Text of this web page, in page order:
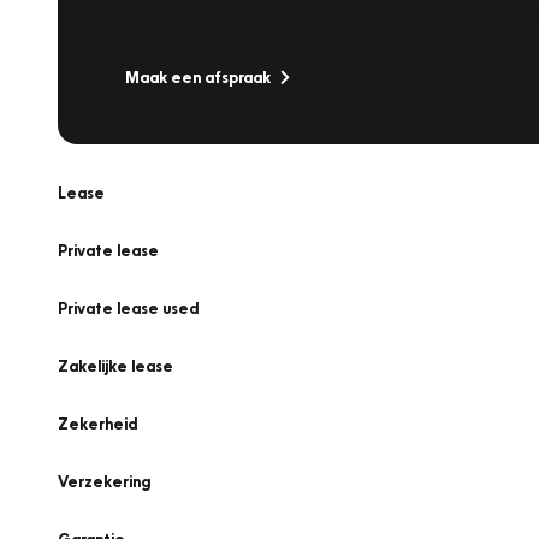
Maak een afspraak
Lease
Private lease
Private lease used
Zakelijke lease
Zekerheid
Verzekering